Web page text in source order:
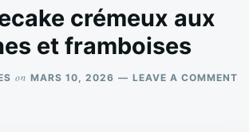
crémeux aux
et framboises
on MARS 10, 2026 LEAVE A COMMENT